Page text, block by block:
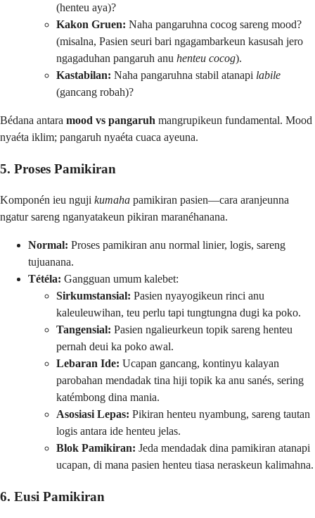
(henteu aya)?
Kakon Gruen: Naha pangaruhna cocog sareng mood?
(misalna, Pasien seuri bari ngagambarkeun kasusah jero
ngagaduhan pangaruh anu henteu cocog).
Kastabilan: Naha pangaruhna stabil atanapi labile
(gancang robah)?
Bédana antara mood vs pangaruh mangrupikeun fundamental. Mood
nyaéta iklim; pangaruh nyaéta cuaca ayeuna.
5. Proses Pamikiran
Komponén ieu nguji kumaha pamikiran pasien—cara aranjeunna
ngatur sareng nganyatakeun pikiran maranéhanana.
Normal: Proses pamikiran anu normal linier, logis, sareng
tujuanana.
Tétéla: Gangguan umum kalebet:
Sirkumstansial: Pasien nyayogikeun rinci anu
kaleuleuwihan, teu perlu tapi tungtungna dugi ka poko.
Tangensial: Pasien ngalieurkeun topik sareng henteu
pernah deui ka poko awal.
Lebaran Ide: Ucapan gancang, kontinyu kalayan
parobahan mendadak tina hiji topik ka anu sanés, sering
katémbong dina mania.
Asosiasi Lepas: Pikiran henteu nyambung, sareng tautan
logis antara ide henteu jelas.
Blok Pamikiran: Jeda mendadak dina pamikiran atanapi
ucapan, di mana pasien henteu tiasa neraskeun kalimahna.
6. Eusi Pamikiran